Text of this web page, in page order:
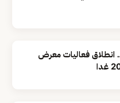
انطلاق فعاليات معرض